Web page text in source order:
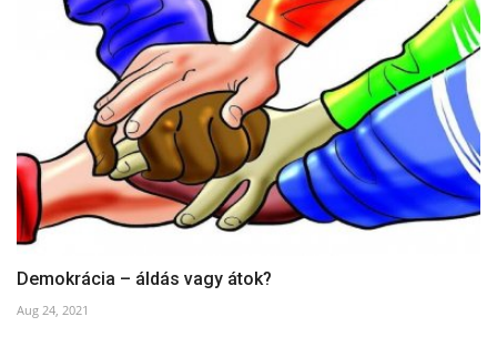
Demokrácia – áldás vagy átok?
Aug 24, 2021